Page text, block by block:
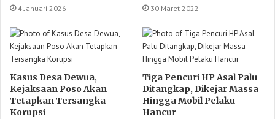
4 Januari 2026 30 Maret 2022
Kasus Desa Dewua,
Kejaksaan Poso Akan
Tetapkan Tersangka
Korupsi
Tiga Pencuri HP Asal Palu
Ditangkap, Dikejar Massa
Hingga Mobil Pelaku
Hancur